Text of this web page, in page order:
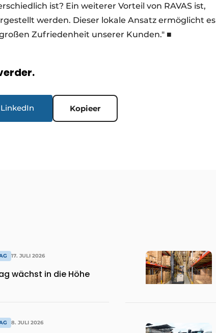
ist? Ein weiterer Vorteil von RAVAS ist,
werden. Dieser lokale Ansatz ermöglicht es
Zufriedenheit unserer Kunden." ■
LinkedIn Kopieer
17. JULI 2026
wächst in die Höhe
8. JULI 2026